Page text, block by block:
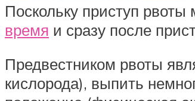
Поскольку приступ рвоты
время и сразу после
Предвестником рвоты
кислорода), выпить